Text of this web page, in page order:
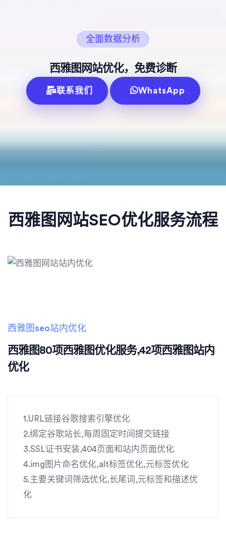
全面数据分析
西雅图网站优化，免费诊断
联系我们 WhatsApp
西雅图网站SEO优化服务流程
西雅图seo站内优化
西雅图80项西雅图优化服务,42项西雅图站内
优化
1.URL链接谷歌搜索引擎优化
2.绑定谷歌站长,每周固定时间提交链接
3.SSL证书安装,404页面和站内页面优化
4.img图片命名优化,alt标签优化,元标签优化
5.主要关键词筛选优化,长尾词,元标签和描述优
化